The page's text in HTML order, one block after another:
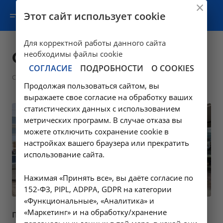
Социальные услуги
Соцобеспечение
Перечень оказываемых социальных услуг
Этот сайт использует cookie
Для корректной работы данного сайта
необходимы файлы cookie
СОГЛАСИЕ ПОДРОБНОСТИ О COOKIES
Продолжая пользоваться сайтом, вы
выражаете свое согласие на обработку ваших
статистических данных с использованием
метрических программ. В случае отказа вы
можете отключить сохранение cookie в
настройках вашего браузера или прекратить
использование сайта.
Нажимая «Принять все», вы даёте согласие по
152-ФЗ, PIPL, ADPPA, GDPR на категории
«Функциональные», «Аналитика» и
«Маркетинг» и на обработку/хранение